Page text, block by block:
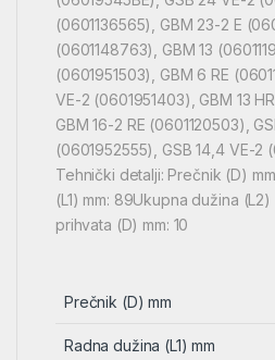
(0601136565), GBM 23-2 E
(0601148763), GBM 13
(0601951503), GBM 6 RE
VE-2 (0601951403), GBM 13
GBM 16-2 RE (0601120503),
(0601952555), GSB 14,4 VE-2
Tehnički detalji: Prečnik (D)
(L1) mm: 89Ukupna dužina (L2)
prihvata (D) mm: 10
Prečnik (D) mm
Radna dužina (L1) mm